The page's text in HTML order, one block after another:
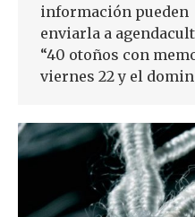
información pueden
enviarla a
“40 otoños con
viernes 22 y el